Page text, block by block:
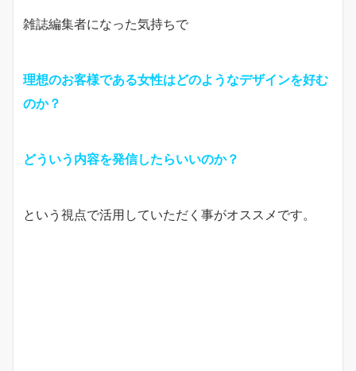
雑誌編集者になった気持ちで
理想のお客様である女性はどのようなデザインを好む
のか？
どういう内容を発信したらいいのか？
という視点で活用していただく事がオススメです。